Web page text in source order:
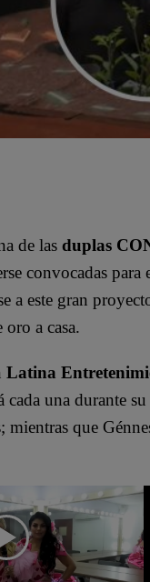
de las duplas
convocadas
a este gran
a casa.
Latina
una durante
mientras que